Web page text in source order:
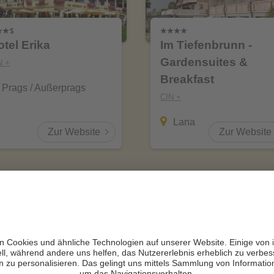
Erika
+
Prags / Außerprags
Zur Website
Im Tiefenbrunn -
Gardensuites &
Breakfast
CIN +
Lana
Zur Website